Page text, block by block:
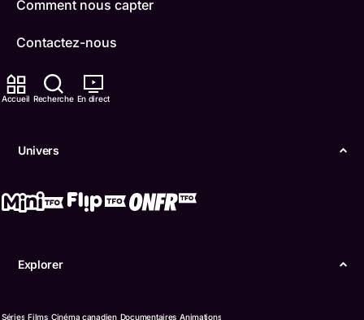
Accueil Recherche En direct
Univers
Explorer
Séries Films Cinéma canadien Documentaires Animations
Comment nous capter
Contactez-nous
ONFR
Boukili
Conditions d'utilisation
Confidentialité